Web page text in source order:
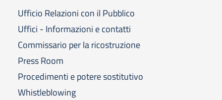
Ufficio Relazioni con il Pubblico
Uffici - Informazioni e contatti
Commissario per la ricostruzione
Press Room
Procedimenti e potere sostitutivo
Whistleblowing